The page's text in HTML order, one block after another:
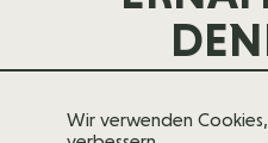
Wir verwenden